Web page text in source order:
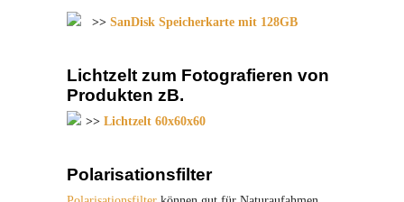
>> SanDisk Speicherkarte mit 128GB
Lichtzelt zum Fotografieren von
Produkten zB.
>> Lichtzelt 60x60x60
Polarisationsfilter